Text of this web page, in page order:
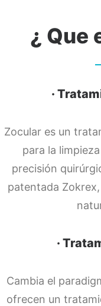
¿ Que
·
Zocular es un
para la
precisión
patentada
·
Cambia el
ofrecen un